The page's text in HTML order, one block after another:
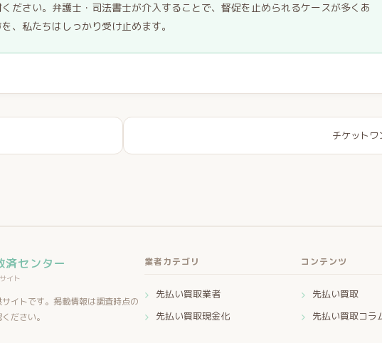
ださい。弁護士・司法書士が介入することで、督促を止められるケースが多くあ
、私たちはしっかり受け止めます。
チケットワ
済センター
イト
イトです。掲載情報は調査時点の
ださい。
業者カテゴリ
先払い買取業者
先払い買取現金化
コンテンツ
先払い買取
先払い買取コラ